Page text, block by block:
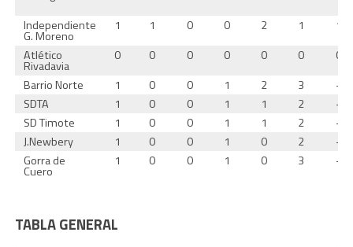
Independiente
G. Moreno
1 1 0 0 2 1
1
Atlético
Rivadavia
0 0 0 0 0 0
0
Barrio Norte
1 0 0 1 2 3
-1
SDTA
1 0 0 1 1 2
-1
SD Timote
1 0 0 1 1 2
-1
J.Newbery
1 0 0 1 0 2
-2
Gorra de
Cuero
1 0 0 1 0 3 -3
TABLA GENERAL